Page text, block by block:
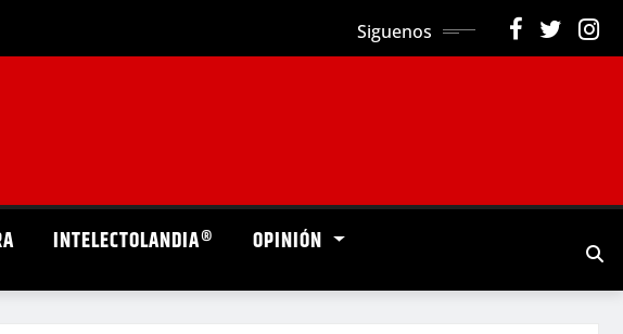
Siguenos
INTELECTOLANDIA® OPINIÓN